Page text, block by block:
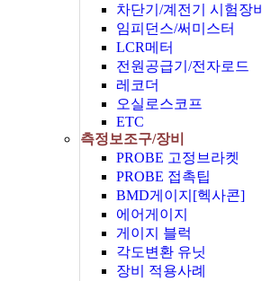
차단기/계전기 시험장비
임피던스/써미스터
LCR메터
전원공급기/전자로드
레코더
오실로스코프
ETC
측정보조구/장비
PROBE 고정브라켓
PROBE 접촉팁
BMD게이지[헥사콘]
에어게이지
게이지 블럭
각도변환 유닛
장비 적용사례